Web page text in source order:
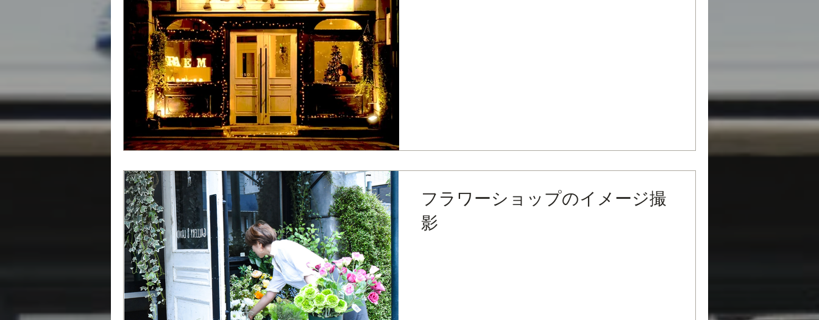
フラワーショップのイメージ撮
影